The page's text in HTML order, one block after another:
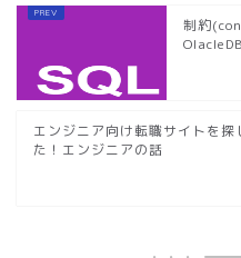
制約
エンジニア向け転職サイトを探
た！エンジニアの話